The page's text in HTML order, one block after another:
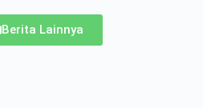
Berita Lainnya